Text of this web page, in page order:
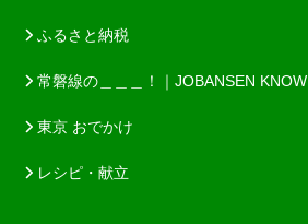
ふるさと納税
常磐線の＿＿＿！｜JOBANSEN KNOW
東京 おでかけ
レシピ・献立